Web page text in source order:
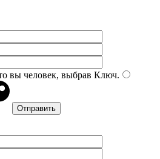
вы человек, выбрав Ключ.